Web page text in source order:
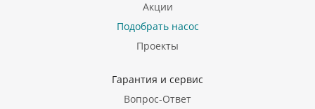
Акции
Подобрать насос
Проекты
Гарантия и сервис
Вопрос-Ответ